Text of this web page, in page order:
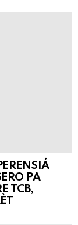
PA
TCB,